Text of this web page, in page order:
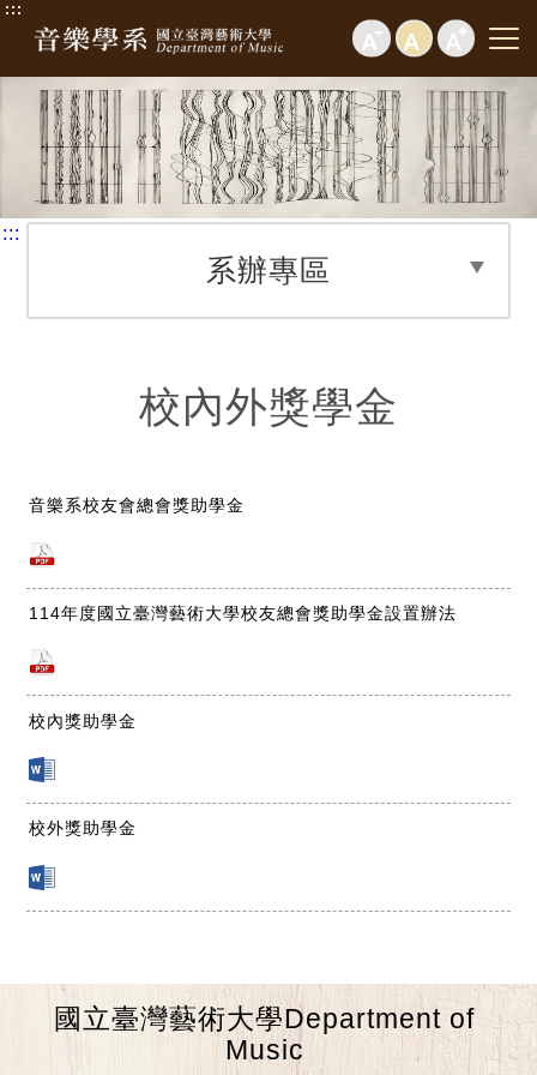
:::
:::
系辦專區
校內外獎學金
音樂系校友會總會獎助學金
114年度國立臺灣藝術大學校友總會獎助學金設置辦法
校內獎助學金
校外獎助學金
國立臺灣藝術大學Department of
Music